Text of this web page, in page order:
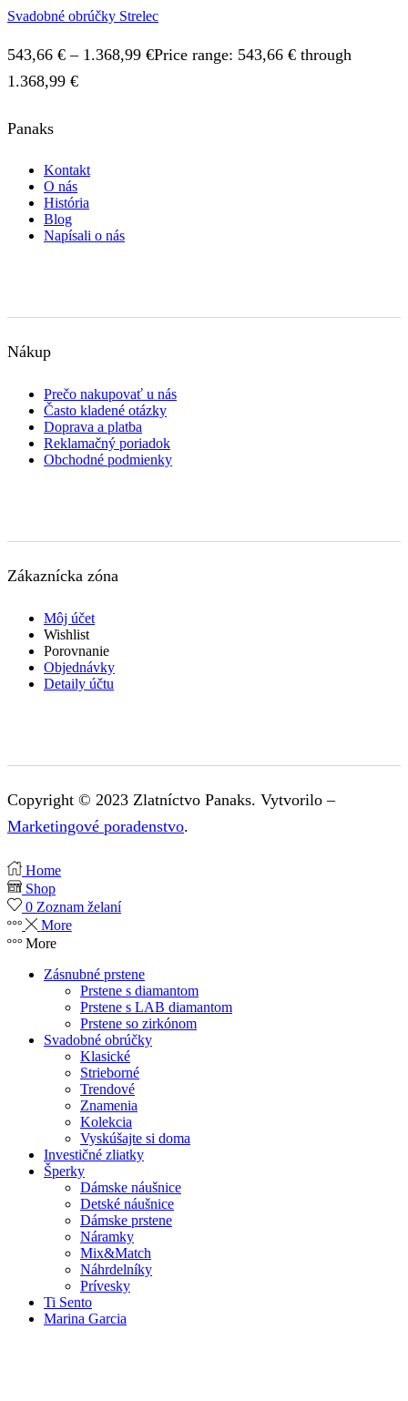
Svadobné obrúčky Strelec
543,66 € – 1.368,99 €Price range: 543,66 € through
1.368,99 €
Panaks
Kontakt
O nás
História
Blog
Napísali o nás
Nákup
Prečo nakupovať u nás
Často kladené otázky
Doprava a platba
Reklamačný poriadok
Obchodné podmienky
Zákaznícka zóna
Môj účet
Wishlist
Porovnanie
Objednávky
Detaily účtu
Copyright © 2023 Zlatníctvo Panaks. Vytvorilo –
Marketingové poradenstvo.
Home
Shop
0 Zoznam želaní
More
More
Zásnubné prstene
Prstene s diamantom
Prstene s LAB diamantom
Prstene so zirkónom
Svadobné obrúčky
Klasické
Strieborné
Trendové
Znamenia
Kolekcia
Vyskúšajte si doma
Investičné zliatky
Šperky
Dámske náušnice
Detské náušnice
Dámske prstene
Náramky
Mix&Match
Náhrdelníky
Prívesky
Ti Sento
Marina Garcia